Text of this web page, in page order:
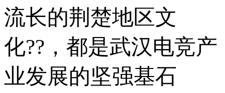
流长的荆楚地区文
化??，都是武汉电竞产
业发展的坚强基石